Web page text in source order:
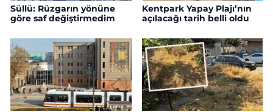
Süllü: Rüzgarın yönüne
göre saf değiştirmedim
Kentpark Yapay Plajı’nın
açılacağı tarih belli oldu